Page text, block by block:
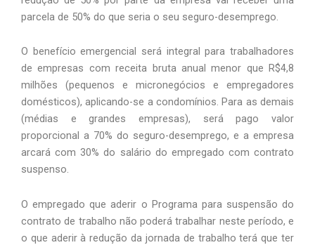
parcela de 50% do que seria o seu seguro-desemprego.
O benefício emergencial será integral para trabalhadores
de empresas com receita bruta anual menor que R$4,8
milhões (pequenos e micronegócios e empregadores
domésticos), aplicando-se a condomínios. Para as demais
(médias e grandes empresas), será pago valor
proporcional a 70% do seguro-desemprego, e a empresa
arcará com 30% do salário do empregado com contrato
suspenso.
O empregado que aderir o Programa para suspensão do
contrato de trabalho não poderá trabalhar neste período, e
o que aderir à redução da jornada de trabalho terá que ter